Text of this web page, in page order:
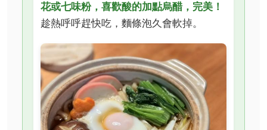
花或七味粉，喜歡酸的加點烏醋，完美！
趁熱呼呼趕快吃，麵條泡久會軟掉。